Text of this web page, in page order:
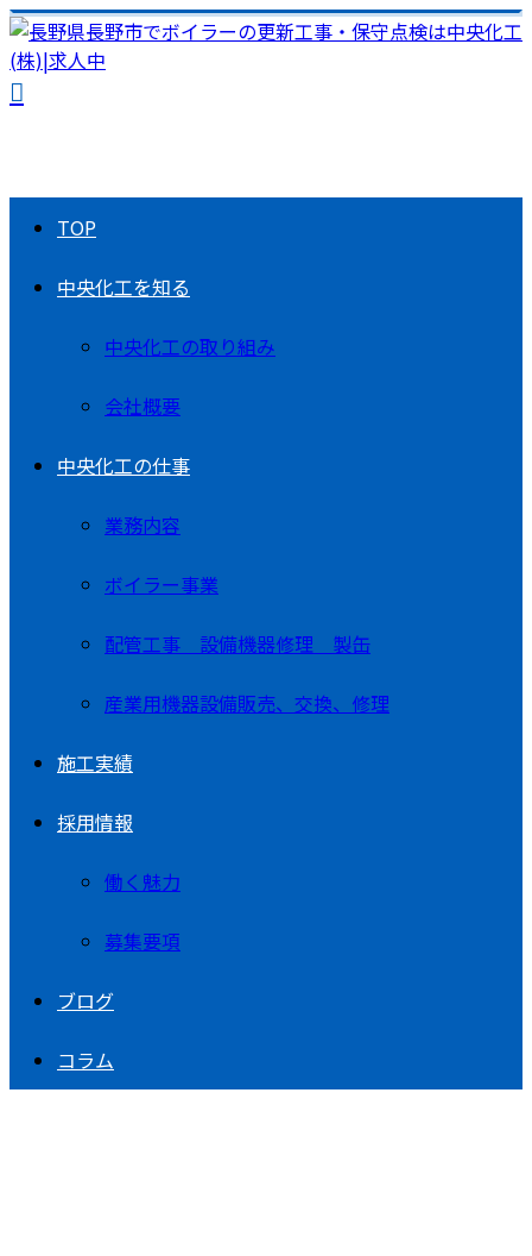
TOP
中央化工を知る
中央化工の取り組み
会社概要
中央化工の仕事
業務内容
ボイラー事業
配管工事 設備機器修理 製缶
産業用機器設備販売、交換、修理
施工実績
採用情報
働く魅力
募集要項
ブログ
コラム